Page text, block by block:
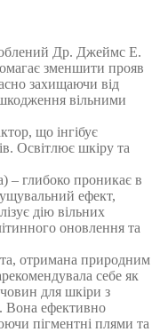
Др. Джеймс Е.
зменшити прояв
захищаючи від
вільними
що інгібує
Освітлює шкіру та
– глибоко проникає в
ефект,
дію вільних
оновлення та
отримана природним
себе як
для шкіри з
Вона ефективно
пігментні плями та